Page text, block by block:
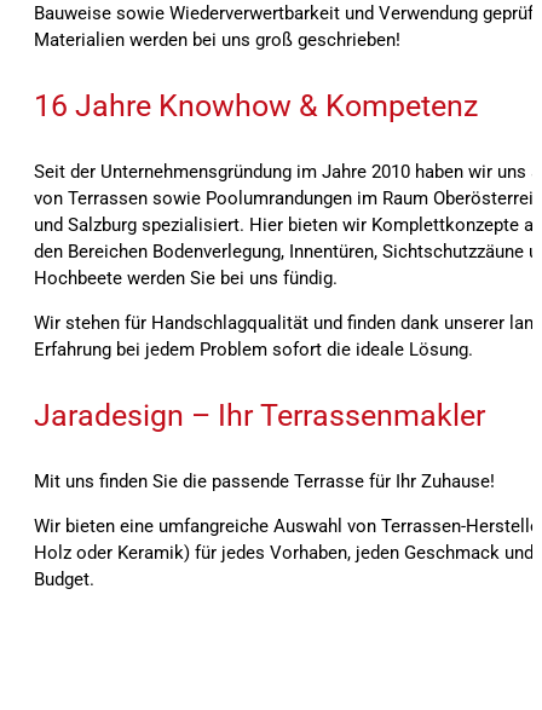
Bauweise sowie Wiederverwertbarkeit und Verwendung
Materialien werden bei uns groß geschrieben!
16 Jahre Knowhow & Kompetenz
Seit der Unternehmensgründung im Jahre 2010 haben wir uns
von Terrassen sowie Poolumrandungen im Raum
und Salzburg spezialisiert. Hier bieten wir Komplettkonzepte
den Bereichen Bodenverlegung, Innentüren, Sichtschutzzäune
Hochbeete werden Sie bei uns fündig.
Wir stehen für Handschlagqualität und finden dank unserer
Erfahrung bei jedem Problem sofort die ideale Lösung.
Jaradesign – Ihr Terrassenmakler
Mit uns finden Sie die passende Terrasse für Ihr Zuhause!
Wir bieten eine umfangreiche Auswahl von Terrassen-
Holz oder Keramik) für jedes Vorhaben, jeden Geschmack und
Budget.